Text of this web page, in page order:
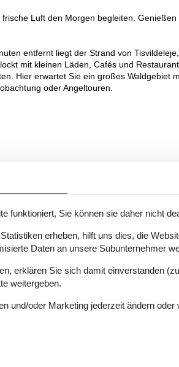
Luft den Morgen begleiten. Genießen
entfernt liegt der Strand von
mit kleinen Läden, Cafés und
Hier erwartet Sie ein großes Waldgebiet
oder Angeltouren.
funktioniert, Sie können sie daher nicht
erheben, hilft uns dies, die
Daten an unsere Subunternehmer
erklären Sie sich damit einverstanden
weitergeben.
und/oder Marketing jederzeit ändern oder